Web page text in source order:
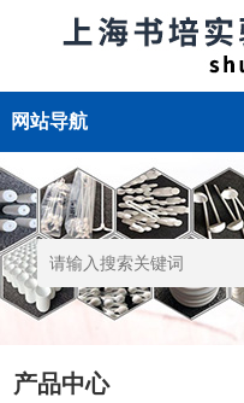
网站导航
产品中心